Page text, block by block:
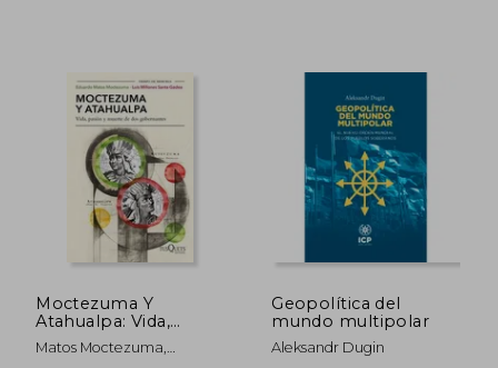
Moctezuma Y
Atahualpa: Vida,
Pasión Y Muerte de
DOS Gobernantes /
Matos Moctezuma,
Geopolítica del
mundo multipolar
Aleksandr Dugin